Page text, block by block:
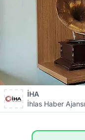
İHA
İhlas Haber Ajansı